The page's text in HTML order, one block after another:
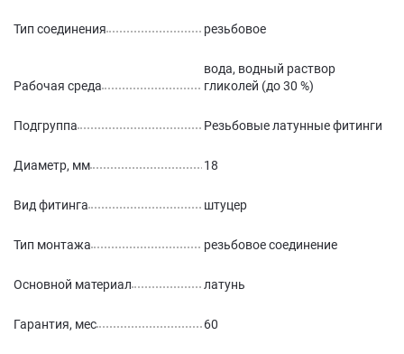
Тип соединения резьбовое
Рабочая среда
вода, водный раствор
гликолей (до 30 %)
Подгруппа Резьбовые латунные фитинги
Диаметр, мм 18
Вид фитинга штуцер
Тип монтажа резьбовое соединение
Основной материал латунь
Гарантия, мес 60